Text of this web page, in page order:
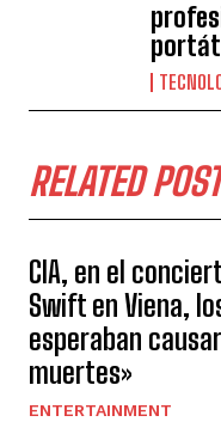
RELATED
CIA, en el
Swift en Viena,
esperaban
muertes»
ENTERTAINMENT